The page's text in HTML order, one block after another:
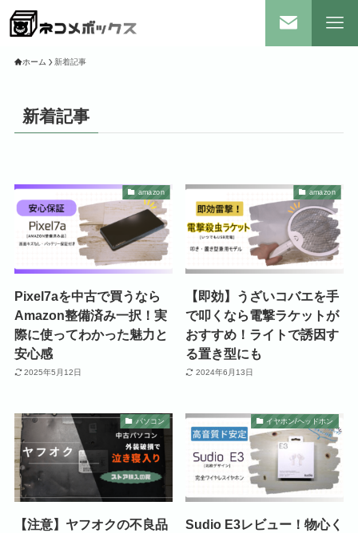
ホーム 新着記事
新着記事
amazon
Pixel7aを中古で買うなら
Amazon整備済み一択！実
際に使ってわかった魅力と
安心感
2025年5月12日
amazon
【即効】うざいコバエを手
で叩くなら電撃ラケットが
おすすめ！ライトで誘因す
る置き型にも
2024年6月13日
パソコン
【注意】ヤフオクの不良品
イヤホン/ヘッドホン
Sudio E3レビュー！物心く